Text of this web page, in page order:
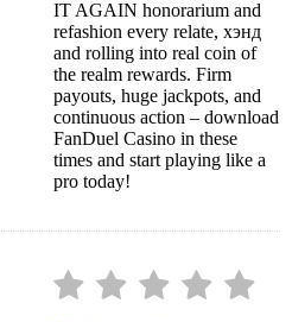
IT AGAIN honorarium and
refashion every relate, хэнд
and rolling into real coin of
the realm rewards. Firm
payouts, huge jackpots, and
continuous action – download
FanDuel Casino in these
times and start playing like a
pro today!